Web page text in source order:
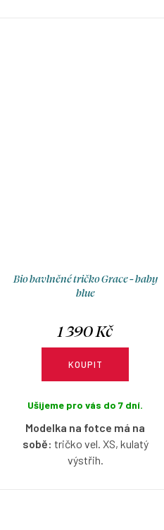
Bio bavlněné tričko Grace - baby
blue
1 390 Kč
KOUPIT
Ušijeme pro vás do 7 dní.
Modelka na fotce má na
sobě: tričko vel. XS, kulatý
výstřih.